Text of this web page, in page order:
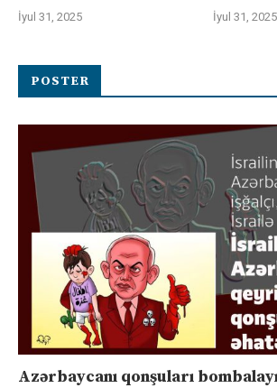
İyul 31, 2025 İyul 31, 2025
POSTER
Azərbaycanı qonşuları